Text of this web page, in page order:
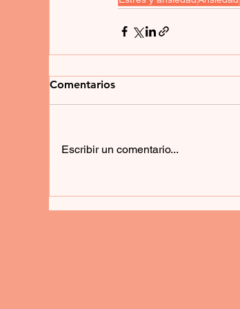
Comentarios
Escribir un comentario...